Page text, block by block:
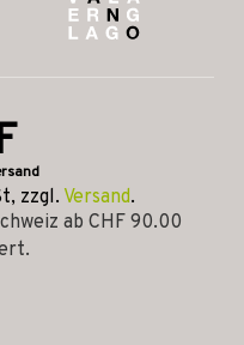
zzgl. Versand.
ab CHF 90.00